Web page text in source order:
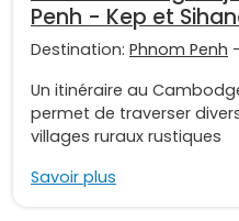
Penh - Kep et
Destination: Phnom Penh -
Un itinéraire au
permet de traverser
villages ruraux rustiques
Savoir plus